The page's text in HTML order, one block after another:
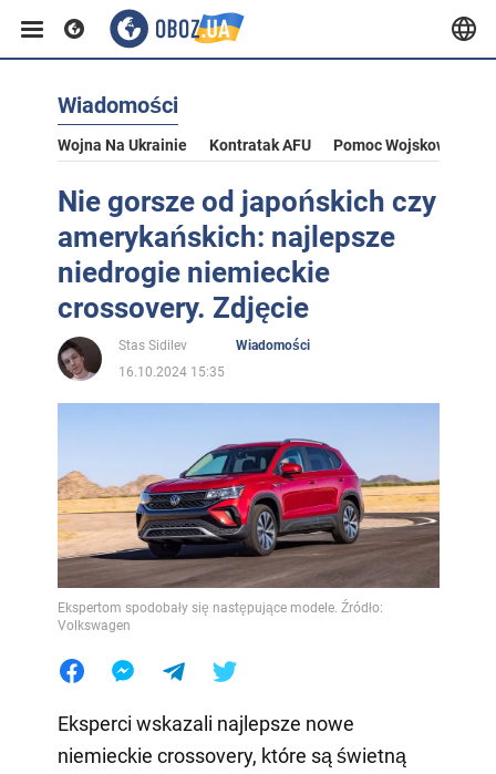
Wiadomości
Wojna Na Ukrainie Kontratak AFU Pomoc Wojskowa Dla
Nie gorsze od japońskich czy
amerykańskich: najlepsze
niedrogie niemieckie
crossovery. Zdjęcie
Stas Sidilev
Wiadomości
16.10.2024 15:35
Ekspertom spodobały się następujące modele. Źródło:
Volkswagen
Eksperci wskazali najlepsze nowe
niemieckie crossovery, które są świetną